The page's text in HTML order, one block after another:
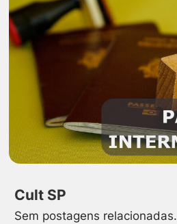
Cult SP
Sem postagens relacionadas.